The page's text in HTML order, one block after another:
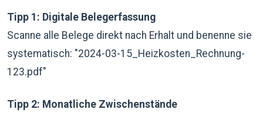
Tipp 1: Digitale Belegerfassung
Scanne alle Belege direkt nach Erhalt und benenne sie
systematisch: "2024-03-15_Heizkosten_Rechnung-
123.pdf"
Tipp 2: Monatliche Zwischenstände